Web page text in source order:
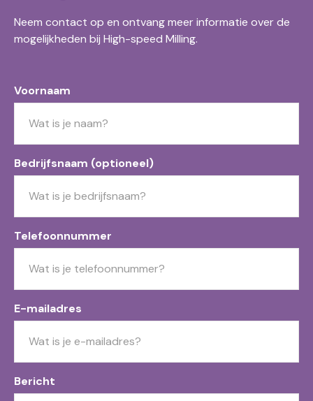
Neem contact op en ontvang meer informatie over de
mogelijkheden bij High-speed Milling.
Voornaam
Bedrijfsnaam (optioneel)
Telefoonnummer
E-mailadres
Bericht